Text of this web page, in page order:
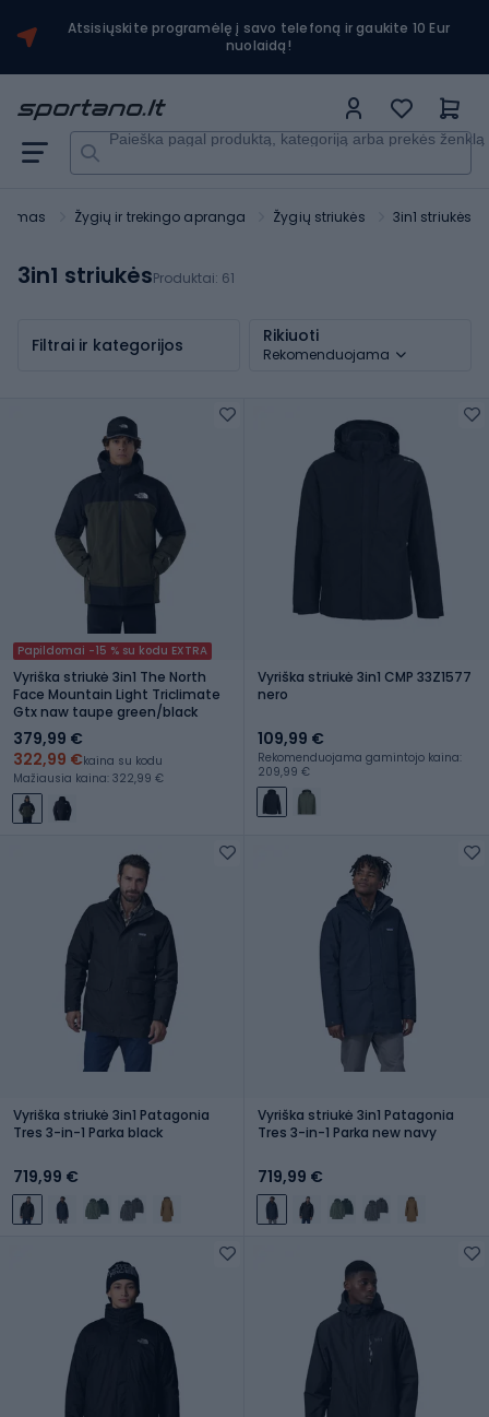
Atsisiųskite programėlę į savo telefoną ir gaukite 10 Eur
nuolaidą!
Paieška pagal produktą, kategoriją arba prekės ženklą
Žygių ir trekingo apranga Žygių striukės 3in1 striukės
3in1 striukėsProduktai: 61
Filtrai ir kategorijos Rikiuoti
Rekomenduojama
Papildomai -15 % su kodu EXTRA
Vyriška striukė 3in1 The North
Face Mountain Light Triclimate
Gtx naw taupe green/black
379,99 €
322,99 €kaina su kodu
Mažiausia kaina: 322,99 €
Vyriška striukė 3in1 CMP 33Z1577
nero
109,99 €
Rekomenduojama gamintojo kaina:
209,99 €
Vyriška striukė 3in1 Patagonia
Tres 3-in-1 Parka black
719,99 €
Vyriška striukė 3in1 Patagonia
Tres 3-in-1 Parka new navy
719,99 €